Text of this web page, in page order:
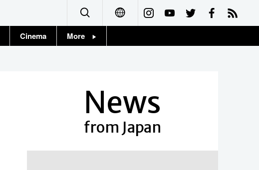
Français
Cinema More
News
from Japan